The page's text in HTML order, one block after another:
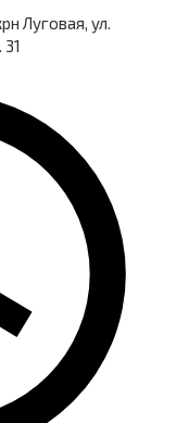
Луговая, ул.